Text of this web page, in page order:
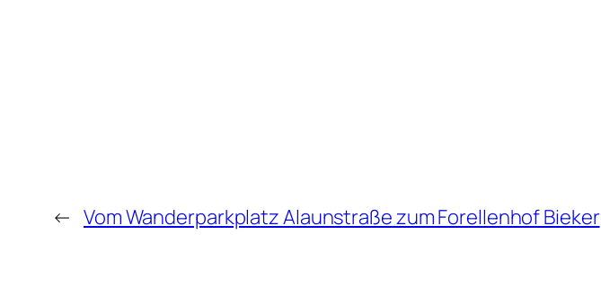
← Vom Wanderparkplatz Alaunstraße zum Forellenhof Bieker